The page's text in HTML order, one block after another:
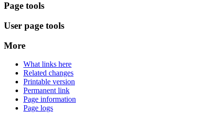
Page tools
User page tools
More
What links here
Related changes
Printable version
Permanent link
Page information
Page logs